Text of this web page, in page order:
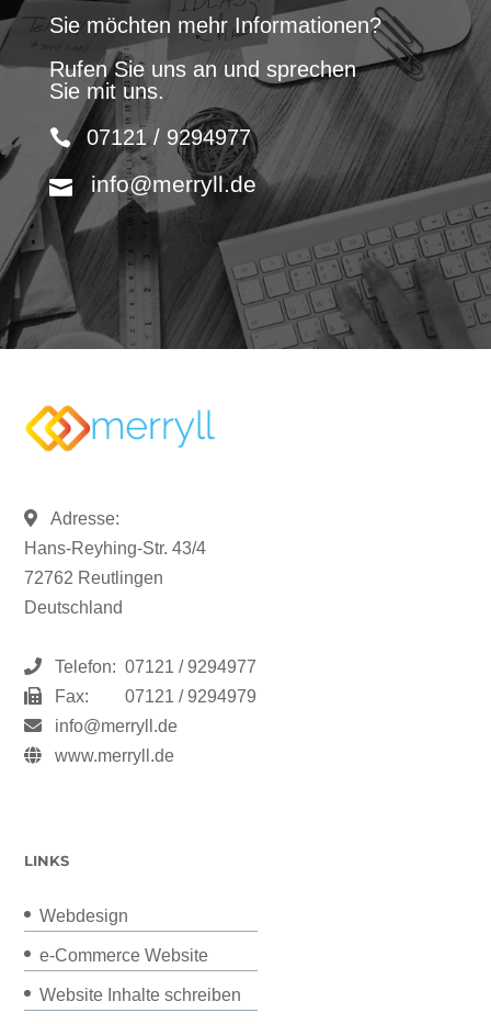
Sie möchten mehr Informationen?
Rufen Sie uns an und sprechen
Sie mit uns.
07121 / 9294977
info@merryll.de
Adresse:
Hans-Reyhing-Str. 43/4
72762 Reutlingen
Deutschland
Telefon: 07121 / 9294977
Fax:
07121 / 9294979
info@merryll.de
www.merryll.de
LINKS
Webdesign
e-Commerce Website
Website Inhalte schreiben